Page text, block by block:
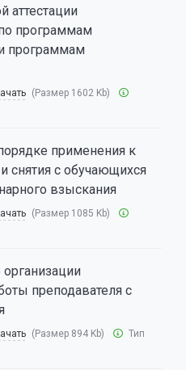
аттестации
программам
программам
(Размер 1602 Kb)
применения к
снятия с обучающихся
взыскания
(Размер 1085 Kb)
преподавателя с
(Размер 894 Kb)
Тип